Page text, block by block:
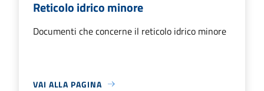
Reticolo idrico minore
Documenti che concerne il reticolo idrico minore
VAI ALLA PAGINA